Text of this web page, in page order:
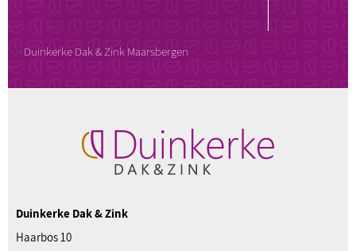
Duinkerke Dak & Zink Maarsbergen
Duinkerke Dak & Zink
Haarbos 10